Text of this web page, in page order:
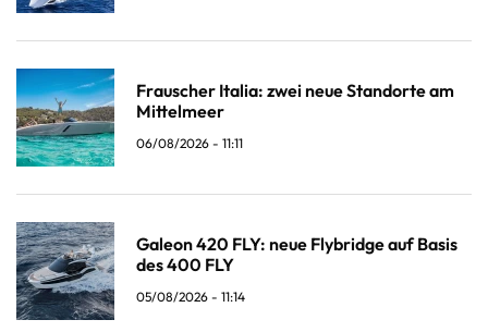
Frauscher Italia: zwei neue Standorte am
Mittelmeer
06/08/2026 - 11:11
Galeon 420 FLY: neue Flybridge auf Basis
des 400 FLY
05/08/2026 - 11:14